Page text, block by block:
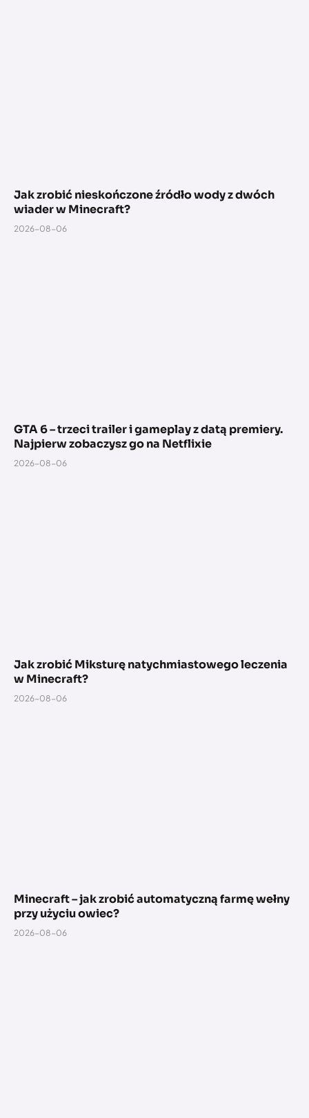
Jak zrobić nieskończone źródło wody z dwóch
wiader w Minecraft?
2026-08-06
GTA 6 – trzeci trailer i gameplay z datą premiery.
Najpierw zobaczysz go na Netflixie
2026-08-06
Jak zrobić Miksturę natychmiastowego leczenia
w Minecraft?
2026-08-06
Minecraft – jak zrobić automatyczną farmę wełny
przy użyciu owiec?
2026-08-06